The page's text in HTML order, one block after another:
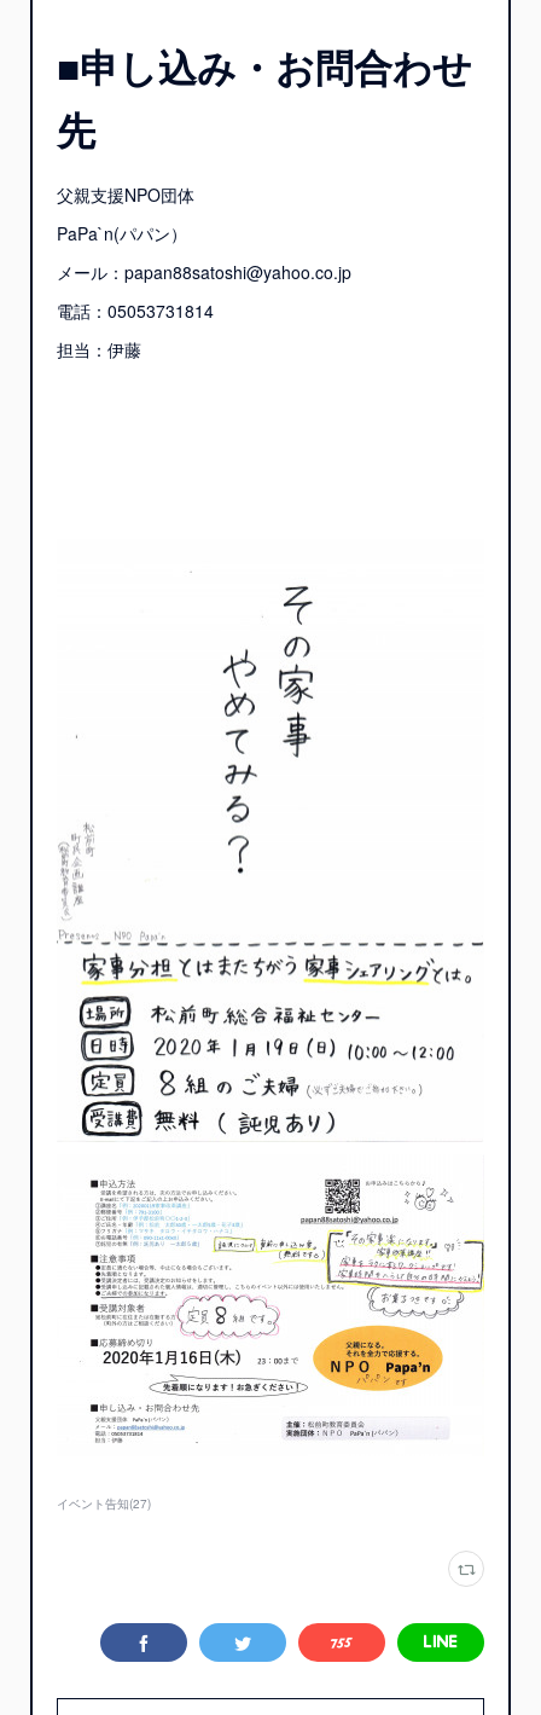
■申し込み・お問合わせ
先
父親支援NPO団体
PaPa`n(パパン）
メール：papan88satoshi@yahoo.co.jp
電話：05053731814
担当：伊藤
イベント告知(27)